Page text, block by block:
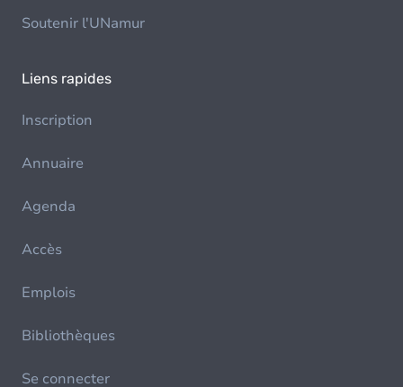
Soutenir l'UNamur
Liens rapides
Inscription
Annuaire
Agenda
Accès
Emplois
Bibliothèques
Se connecter